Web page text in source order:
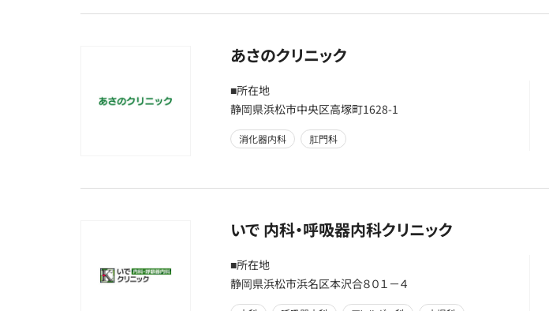
あさのクリニック
■所在地
静岡県浜松市中央区高塚町1628-1
消化器内科 肛門科
いで 内科・呼吸器内科クリニック
■所在地
静岡県浜松市浜名区本沢合８０１－４